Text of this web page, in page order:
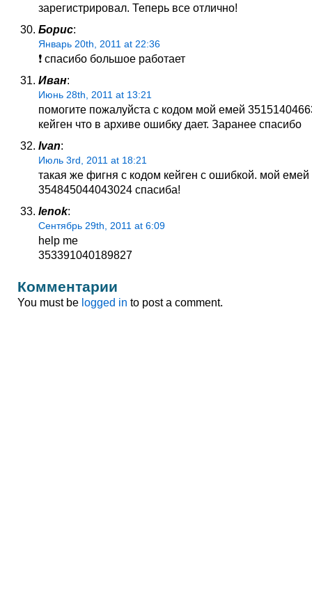
зарегистрировал. Теперь все отлично!
Борис:
Январь 20th, 2011 at 22:36
❗ спасибо большое работает
Иван:
Июнь 28th, 2011 at 13:21
помогите пожалуйста с кодом мой емей
кейген что в архиве ошибку дает. Заранее спасибо
Ivan:
Июль 3rd, 2011 at 18:21
такая же фигня с кодом кейген с ошибкой. мой емей
354845044043024 спасиба!
lenok:
Сентябрь 29th, 2011 at 6:09
help me
353391040189827
Комментарии
You must be logged in to post a comment.